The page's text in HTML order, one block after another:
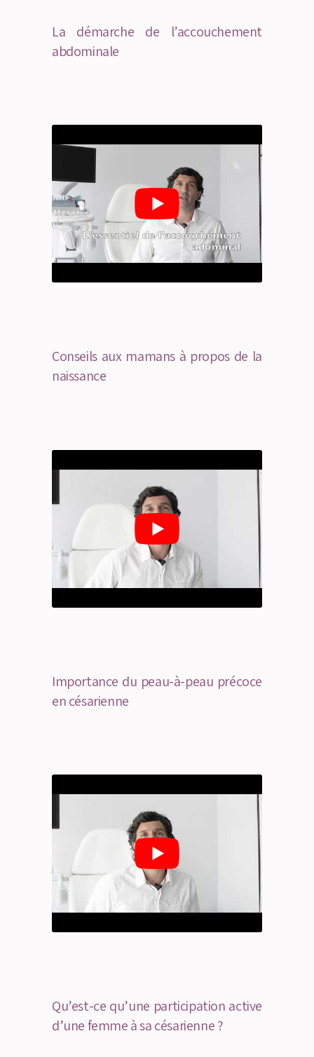
La démarche de l’accouchement
abdominale
Conseils aux mamans à propos de la
naissance
Importance du peau-à-peau précoce
en césarienne
Qu’est-ce qu’une participation active
d’une femme à sa césarienne ?